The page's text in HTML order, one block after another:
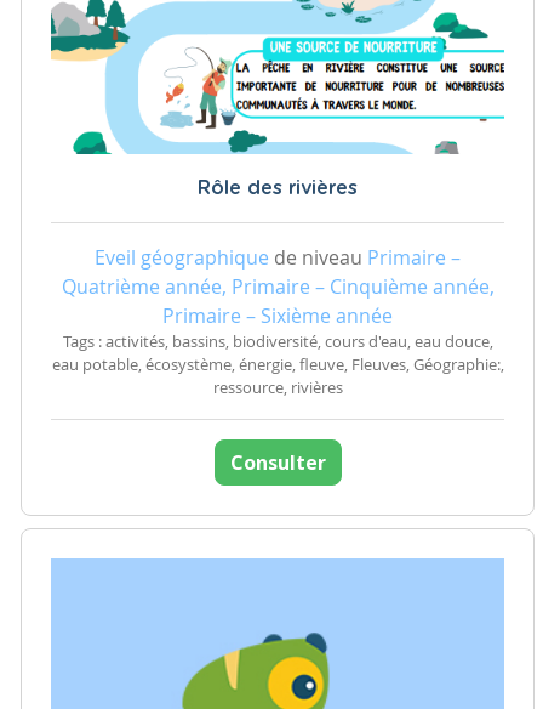
Rôle des rivières
Eveil géographique de niveau Primaire –
Quatrième année, Primaire – Cinquième année,
Primaire – Sixième année
Tags : activités, bassins, biodiversité, cours d'eau, eau douce,
eau potable, écosystème, énergie, fleuve, Fleuves, Géographie:,
ressource, rivières
Consulter